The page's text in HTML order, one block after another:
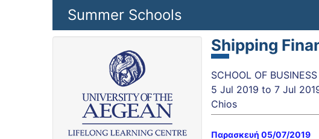
Skip to main contentSummer Schools
Shipping
SCHOOL OF
5 Jul 2019 to 7 Jul
Chios
Παρασκευή 05/07/2019